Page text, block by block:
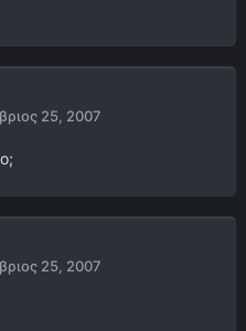
25, 2007
25, 2007